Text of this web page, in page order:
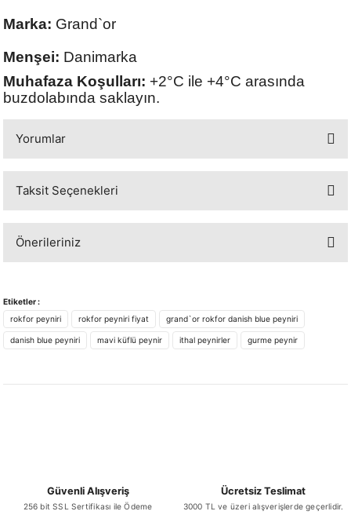
Marka: Grand`or
Menşei: Danimarka
Muhafaza Koşulları: +2°C ile +4°C arasında
buzdolabında saklayın.
Yorumlar
Taksit Seçenekleri
Önerileriniz
iletebilirsiniz.
Görüş ve önerileriniz için teşekkür ederiz.
Ürün açıklamasında eksik bilgiler bulunuyor.
Etiketler :
rokfor peyniri
rokfor peyniri fiyat grand`or rokfor danish blue peyniri
danish blue peyniri mavi küflü peynir ithal peynirler gurme peynir
Güvenli Alışveriş
256 bit SSL Sertifikası ile Ödeme
Ücretsiz Teslimat
3000 TL ve üzeri alışverişlerde geçerlidir.